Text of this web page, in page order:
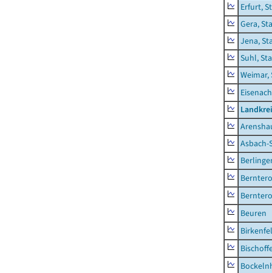
Erfurt,
Gera,
Jena,
Suhl,
Weimar,
Asbach-
Beuren